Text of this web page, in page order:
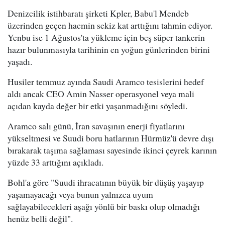
Denizcilik istihbaratı şirketi Kpler, Babu'l Mendeb
üzerinden geçen hacmin sekiz kat arttığını tahmin ediyor.
Yenbu ise 1 Ağustos'ta yükleme için beş süper tankerin
hazır bulunmasıyla tarihinin en yoğun günlerinden birini
yaşadı.
Husiler temmuz ayında Saudi Aramco tesislerini hedef
aldı ancak CEO Amin Nasser operasyonel veya mali
açıdan kayda değer bir etki yaşanmadığını söyledi.
Aramco salı günü, İran savaşının enerji fiyatlarını
yükseltmesi ve Suudi boru hatlarının Hürmüz'ü devre dışı
bırakarak taşıma sağlaması sayesinde ikinci çeyrek karının
yüzde 33 arttığını açıkladı.
Bohl'a göre "Suudi ihracatının büyük bir düşüş yaşayıp
yaşamayacağı veya bunun yalnızca uyum
sağlayabilecekleri aşağı yönlü bir baskı olup olmadığı
henüz belli değil".